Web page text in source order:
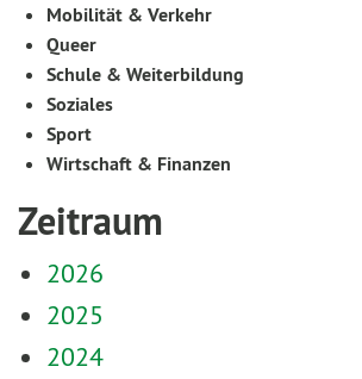
Mobilität & Verkehr
Queer
Schule & Weiterbildung
Soziales
Sport
Wirtschaft & Finanzen
Zeitraum
2026
2025
2024